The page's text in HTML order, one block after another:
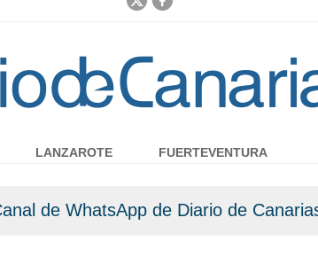
de WhatsApp de Diario de
LANZAROTE FUERTEVENTURA